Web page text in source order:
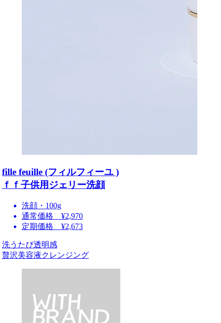
fille feuille (フィルフィーユ )
ｆｆ子供用ジェリー洗顔
洗顔・100g
通常価格 ¥2,970
定期価格 ¥2,673
洗うたび透明感
贅沢美容液クレンジング